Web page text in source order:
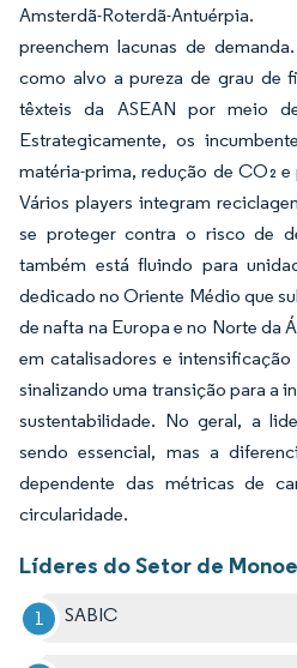
Amsterdã-Roterdã-
preenchem lacunas de
como alvo a pureza de grau de
têxteis da ASEAN por meio
Estrategicamente, os
matéria-prima, redução de CO₂
Vários players integram
se proteger contra o risco de
também está fluindo para
dedicado no Oriente Médio que
de nafta na Europa e no Norte da
em catalisadores e
sinalizando uma transição para a
sustentabilidade. No geral, a
sendo essencial, mas a
dependente das métricas de
circularidade.
Líderes do Setor de
SABIC